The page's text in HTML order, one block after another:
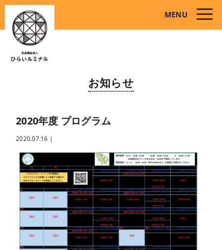
MENU
toggle
お知らせ
2020年度 プログラム
2020.07.16 |